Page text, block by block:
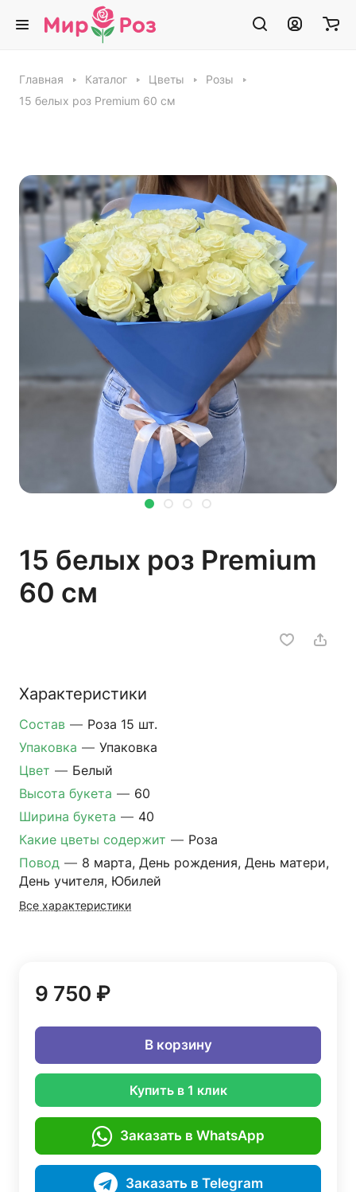
Главная Каталог Цветы
Розы
15 белых роз Premium 60 см
15 белых роз Premium
60 см
Характеристики
Состав — Роза 15 шт.
Упаковка — Упаковка
Цвет — Белый
Высота букета — 60
Ширина букета — 40
Какие цветы содержит — Роза
Повод — 8 марта, День рождения, День матери,
День учителя, Юбилей
Все характеристики
9 750 ₽
В корзину
Купить в 1 клик
Заказать в WhatsApp
Заказать в Telegram